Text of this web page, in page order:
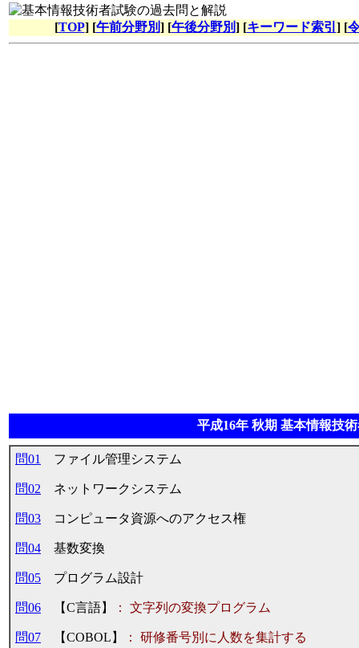
[TOP] [午前分野別] [午後分野別] [キーワード索引 ] [
平成16年 秋期 基本情報技
問01 ファイル管理システム
問02 ネットワークシステム
問03 コンピュータ資源へのアクセス権
問04 基数変換
問05 プログラム設計
問06 【C言語】 ： 文字列の変換プログラム
問07 【COBOL】 ： 研修番号別に人数を集計する